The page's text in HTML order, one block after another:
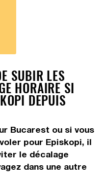
SUBIR LES
HORAIRE SI
DEPUIS
Bucarest ou si vous
pour Episkopi, il
le décalage
dans une autre